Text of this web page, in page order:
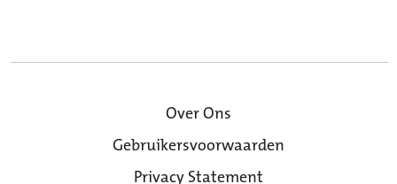
Over Ons
Gebruikersvoorwaarden
Privacy Statement